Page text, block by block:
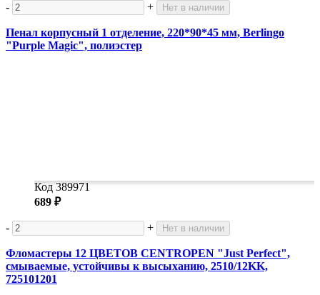
- + Нет в наличии
Пенал корпусный 1 отделение, 220*90*45 мм, Berlingo
"Purple Magic", полиэстер
Код 389971
689 ₽
- + Нет в наличии
Фломастеры 12 ЦВЕТОВ CENTROPEN "Just Perfect",
смываемые, устойчивы к высыханию, 2510/12KK,
725101201